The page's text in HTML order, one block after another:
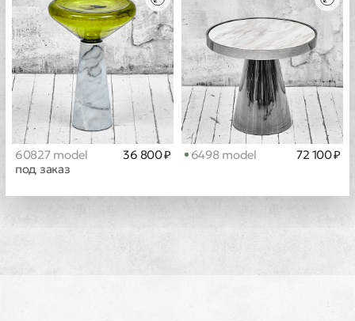
60827 model
под заказ
36 800 ₽ 6498 model 72 100 ₽